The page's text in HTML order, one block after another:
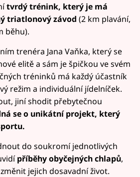
tvrdý trénink, který je má
triatlonový závod (2 km plavání,
běhu).
trenéra Jana Vaňka, který se
elitě a sám je špičkou ve svém
tréninků má každý účastník
režim a individuální jídelníček.
jiní shodit přebytečnou
se o unikátní projekt, který
do soukromí jednotlivých
příběhy obyčejných chlapů,
jejich dosavadní život.